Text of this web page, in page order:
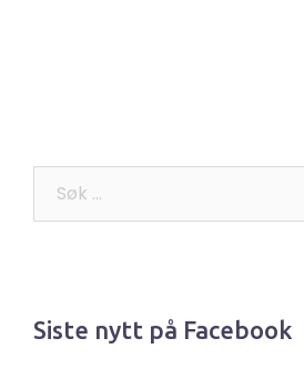
Siste nytt på Facebook